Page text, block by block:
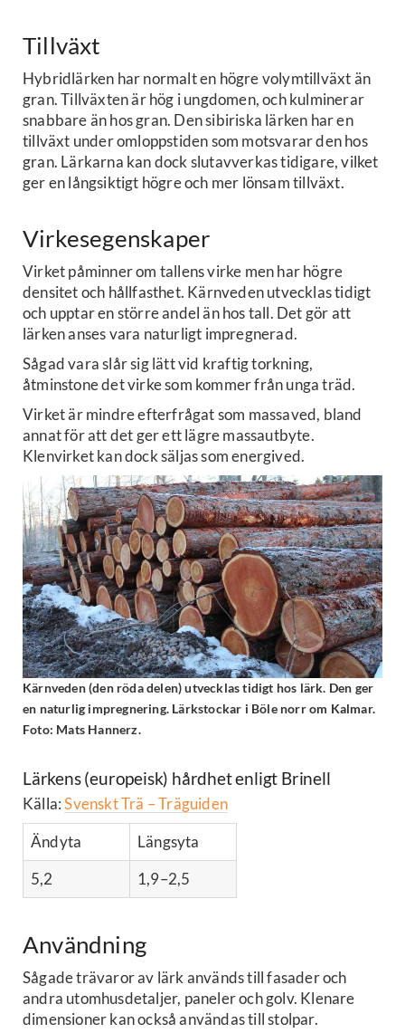
Tillväxt
Hybridlärken har normalt en högre volymtillväxt än
gran. Tillväxten är hög i ungdomen, och kulminerar
snabbare än hos gran. Den sibiriska lärken har en
tillväxt under omloppstiden som motsvarar den hos
gran. Lärkarna kan dock slutavverkas tidigare, vilket
ger en långsiktigt högre och mer lönsam tillväxt.
Virkesegenskaper
Virket påminner om tallens virke men har högre
densitet och hållfasthet. Kärnveden utvecklas tidigt
och upptar en större andel än hos tall. Det gör att
lärken anses vara naturligt impregnerad.
Sågad vara slår sig lätt vid kraftig torkning,
åtminstone det virke som kommer från unga träd.
Virket är mindre efterfrågat som massaved, bland
annat för att det ger ett lägre massautbyte.
Klenvirket kan dock säljas som energived.
Kärnveden (den röda delen) utvecklas tidigt hos lärk. Den ger
en naturlig impregnering. Lärkstockar i Böle norr om Kalmar.
Foto: Mats Hannerz.
Lärkens (europeisk) hårdhet enligt Brinell
Källa:Svenskt Trä – Träguiden
Ändyta
Längsyta
5,2
1,9–2,5
Användning
Sågade trävaror av lärk används till fasader och
andra utomhusdetaljer, paneler och golv. Klenare
dimensioner kan också användas till stolpar.